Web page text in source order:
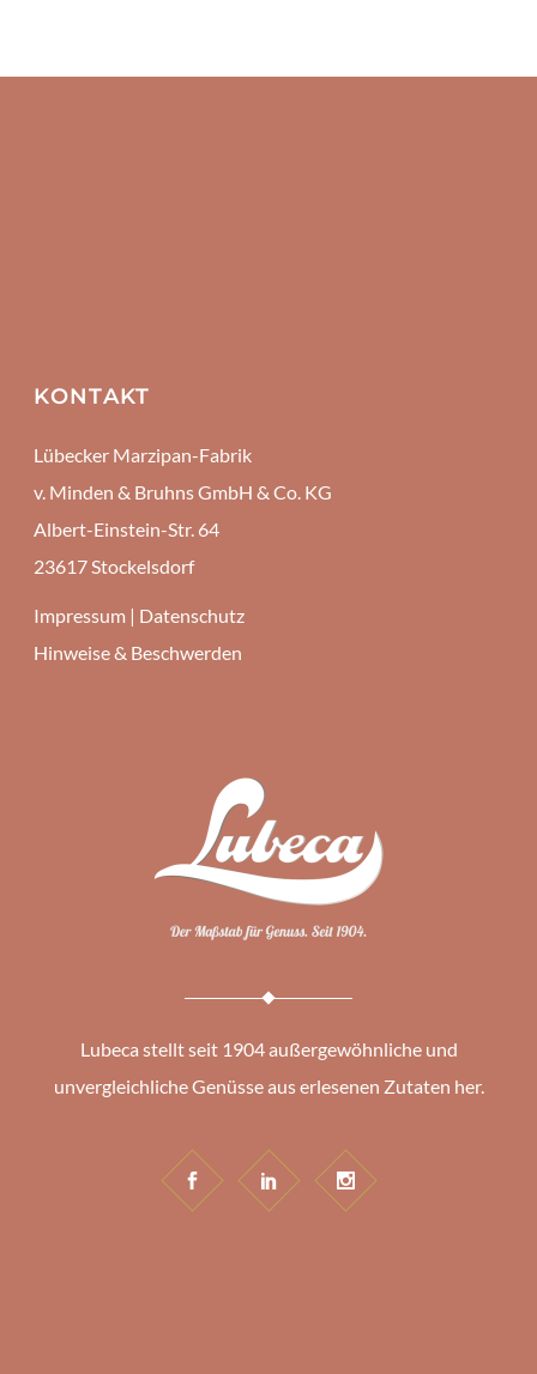
KONTAKT
Lübecker Marzipan-Fabrik
v. Minden & Bruhns GmbH & Co. KG
Albert-Einstein-Str. 64
23617 Stockelsdorf
Impressum | Datenschutz
Hinweise & Beschwerden
Lubeca stellt seit 1904 außergewöhnliche und
unvergleichliche Genüsse aus erlesenen Zutaten her.